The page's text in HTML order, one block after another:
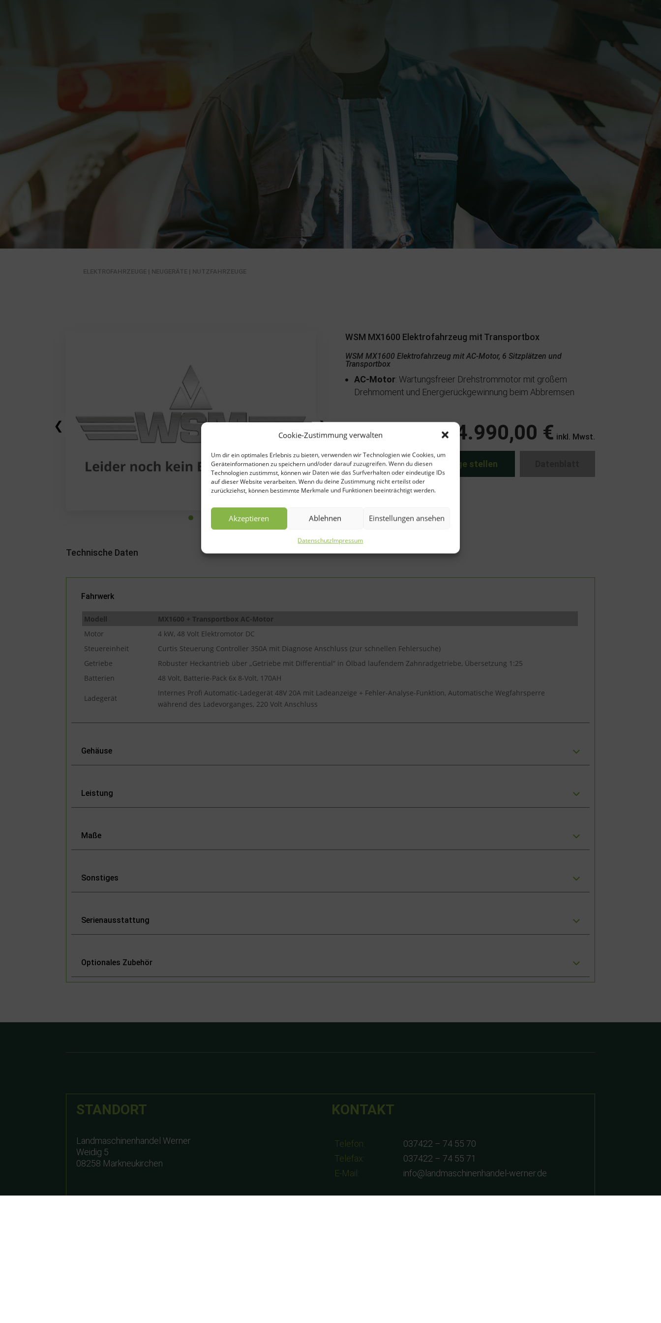
Cookie-Zustimmung verwalten
Um dir ein optimales Erlebnis zu bieten, verwenden wir Technologien wie Cookies, um
Geräteinformationen zu speichern und/oder darauf zuzugreifen. Wenn du diesen
Technologien zustimmst, können wir Daten wie das Surfverhalten oder eindeutige IDs
auf dieser Website verarbeiten. Wenn du deine Zustimmung nicht erteilst oder
zurückziehst, können bestimmte Merkmale und Funktionen beeinträchtigt werden.
Akzeptieren Ablehnen Einstellungen ansehen
DatenschutzImpressum
ELEKTROFAHRZEUGE | NEUGERÄTE | NUTZFAHRZEUGE
❮ ❯
WSM MX1600 Elektrofahrzeug mit Transportbox
WSM MX1600 Elektrofahrzeug mit AC-Motor, 6 Sitzplätzen und
Transportbox
AC-Motor: Wartungsfreier Drehstrommotor mit großem
Drehmoment und Energierückgewinnung beim Abbremsen
14.990,00 € inkl. Mwst.
Anfrage stellen
Technische Daten
Fahrwerk
Modell
MX1600 + Transportbox AC-Motor
Motor
4 kW, 48 Volt Elektromotor DC
Steuereinheit
Curtis Steuerung Controller 350A mit Diagnose Anschluss (zur schnellen Fehlersuche)
Getriebe
Robuster Heckantrieb über „Getriebe mit Differential“ in Ölbad laufendem Zahnradgetriebe, Übersetzung 1:25
Batterien
48 Volt, Batterie-Pack 6x 8-Volt, 170AH
Ladegerät
Internes Profi Automatic-Ladegerät 48V 20A mit Ladeanzeige + Fehler-Analyse-Funktion, Automatische Wegfahrsperre
während des Ladevorganges, 220 Volt Anschluss
Gehäuse
Leistung
Maße
Sonstiges
Serienausstattung
Optionales Zubehör
STANDORT
Landmaschinenhandel Werner
Weidig 5
08258 Markneukirchen
KONTAKT
Telefon:
037422 – 74 55 70
Telefax:
037422 – 74 55 71
E-Mail:
info@landmaschinenhandel-werner.de